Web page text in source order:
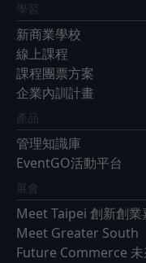
學習
新商業學校
線上課程
課程團票方案
企業內訓計畫
產品
管理知識庫
EventGO活動平台
展會
Meet Taipei 創新創業
Meet Greater South
Future Commerce 未